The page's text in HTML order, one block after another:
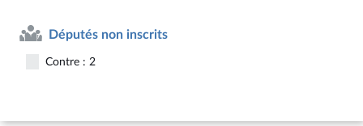
Députés non inscrits
Contre : 2